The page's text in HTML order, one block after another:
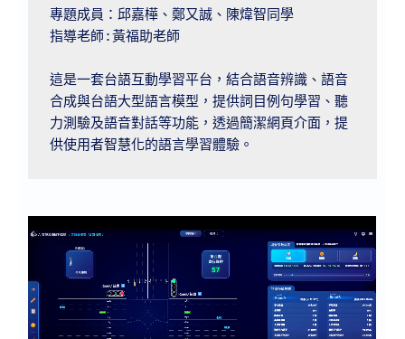
專題成員：邱嘉樺、鄭又誠、陳煒智同學
指導老師:黃福助老師
這是一套台語互動學習平台，結合語音辨識、語音
合成與台語大型語言模型，提供詞目例句學習、聽
力測驗及語音對話等功能，透過簡潔網頁介面，提
供使用者智慧化的語言學習體驗。